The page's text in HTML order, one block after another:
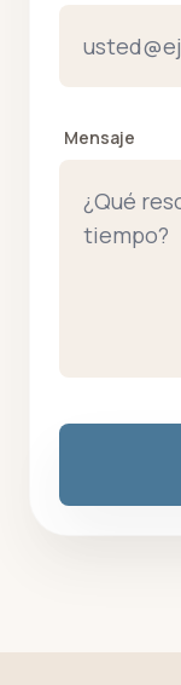
Mensaje